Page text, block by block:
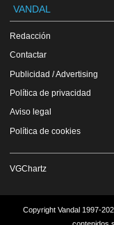
VANDAL
Redacción
Contactar
Publicidad / Advertising
Política de privacidad
Aviso legal
Política de cookies
VGChartz
Copyright Vandal 1997-